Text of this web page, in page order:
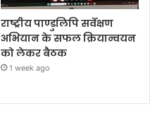
राष्ट्रीय पाण्डुलिपि सर्वेक्षण
अभियान के सफल क्रियान्वयन
को लेकर बैठक
1 week ago